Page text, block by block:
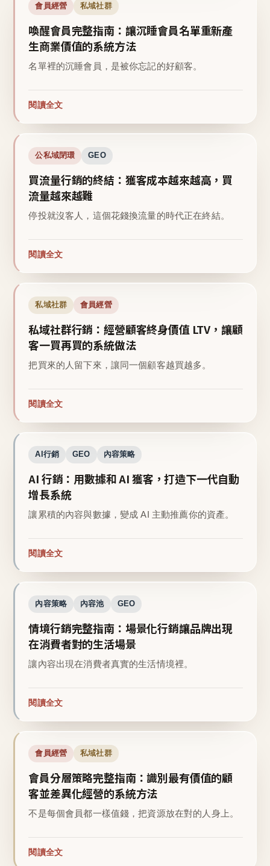
會員經營 私域社群
喚醒會員完整指南：讓沉睡會員名單重新產
生商業價值的系統方法
名單裡的沉睡會員，是被你忘記的好顧客。
閱讀全文
公私域閉環 GEO
買流量行銷的終結：獲客成本越來越高，買
流量越來越難
停投就沒客人，這個花錢換流量的時代正在終結。
閱讀全文
私域社群 會員經營
私域社群行銷：經營顧客終身價值 LTV，讓顧
客一買再買的系統做法
把買來的人留下來，讓同一個顧客越買越多。
閱讀全文
AI行銷 GEO 內容策略
AI 行銷：用數據和 AI 獲客，打造下一代自動
增長系統
讓累積的內容與數據，變成 AI 主動推薦你的資產。
閱讀全文
內容策略 內容池 GEO
情境行銷完整指南：場景化行銷讓品牌出現
在消費者對的生活場景
讓內容出現在消費者真實的生活情境裡。
閱讀全文
會員經營 私域社群
會員分層策略完整指南：識別最有價值的顧
客並差異化經營的系統方法
不是每個會員都一樣值錢，把資源放在對的人身上。
閱讀全文